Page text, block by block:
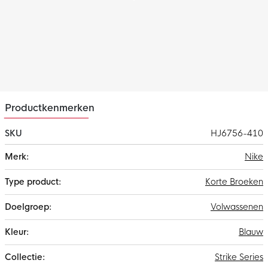
Dri-FIT technologie, wat ervoor zorgt dat zweet snel wordt
afgevoerd. Hierdoor blijf je droog en comfortabel tijdens het
trainen.
Productkenmerken
SKU
HJ6756-410
informatie
Nike
Korte Broeken
Volwassenen
Blauw
Strike Series